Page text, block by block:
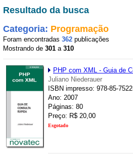
Resultado da busca
Categoria: Programação
Foram encontradas 362 publicações
Mostrando de 301 a 310
PHP com XML - Guia de
Juliano Niederauer
ISBN impresso: 978-85-
Ano: 2007
Páginas: 80
Preço: R$ 20,00
Esgotado